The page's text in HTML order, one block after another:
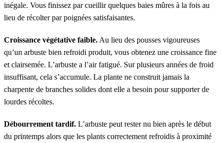
inégale. Vous finissez par cueillir quelques baies mûres à la fois au
lieu de récolter par poignées satisfaisantes.
Croissance végétative faible. Au lieu des pousses vigoureuses
qu’un arbuste bien refroidi produit, vous obtenez une croissance fine
et clairsemée. L’arbuste a l’air fatigué. Sur plusieurs années de froid
insuffisant, cela s’accumule. La plante ne construit jamais la
charpente de branches solides dont elle a besoin pour supporter de
lourdes récoltes.
Débourrement tardif. L’arbuste peut rester nu bien après le début
du printemps alors que les plants correctement refroidis à proximité